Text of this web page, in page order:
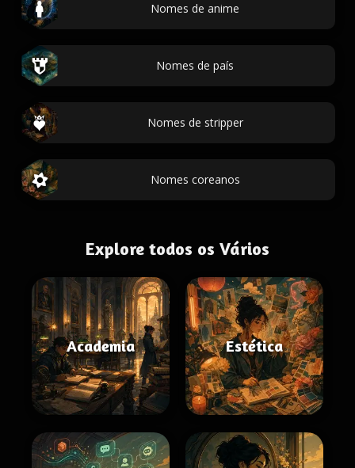
Nomes de anime
Nomes de país
Nomes de stripper
Nomes coreanos
Explore todos os Vários
Academia Estética